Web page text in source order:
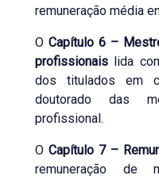
remuneração média
O Capítulo 6 –
profissionais lida
dos titulados em
doutorado das
profissional.
O Capítulo 7 –
remuneração de